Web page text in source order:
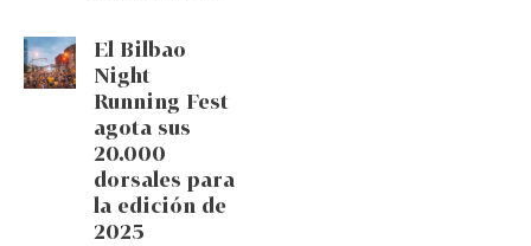
El Bilbao
Night
Running Fest
agota sus
20.000
dorsales para
la edición de
2025